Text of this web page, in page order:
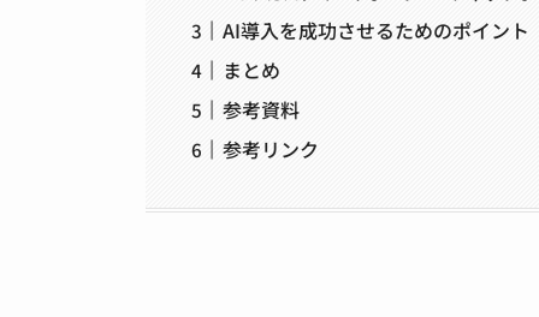
AI導入を成功させるためのポイント
まとめ
参考資料
参考リンク